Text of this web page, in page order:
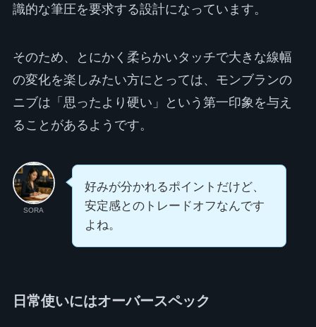
識的な筆圧を要求する設計になっています。
そのため、とにかく柔らかいタッチで大きな線幅
の変化を楽しみたい方にとっては、モンブランの
ニブは「思ったより硬い」という第一印象を与え
ることがあるようです。
SORA
好みが分かれるポイントだけど、
安定感とのトレードオフなんです
よね。
日常使いにはオーバースペック